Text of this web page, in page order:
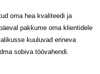
oma hea kvaliteedi ja
pakkume oma klientidele
kuuluvad erineva
sobiva töövahendi.